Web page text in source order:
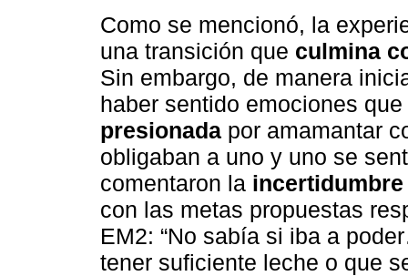
Como se mencionó, la
una transición que culmina
Sin embargo, de manera
haber sentido emociones
presionada por amamantar
obligaban a uno y uno se
comentaron la incertidumbre
con las metas propuestas
EM2: “No sabía si iba a
tener suficiente leche o que